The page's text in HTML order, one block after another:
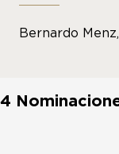
Bernardo
4